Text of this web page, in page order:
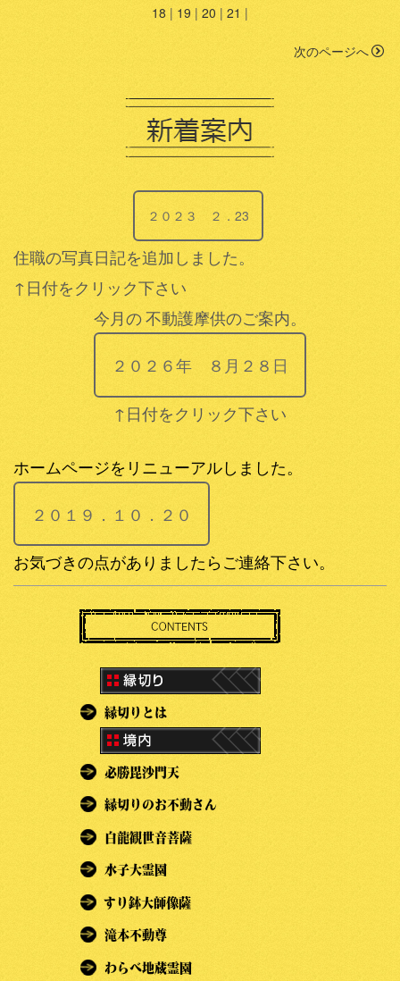
18 | 19 | 20 | 21 |
次のページへ
２０２３ ２．23
住職の写真日記を追加しました。
↑日付をクリック下さい
今月の不動護摩供のご案内。
２０２６年 ８月２８日
↑日付をクリック下さい
ホームページをリニューアルしました。
２０１９．１０．２０
お気づきの点がありましたらご連絡下さい。